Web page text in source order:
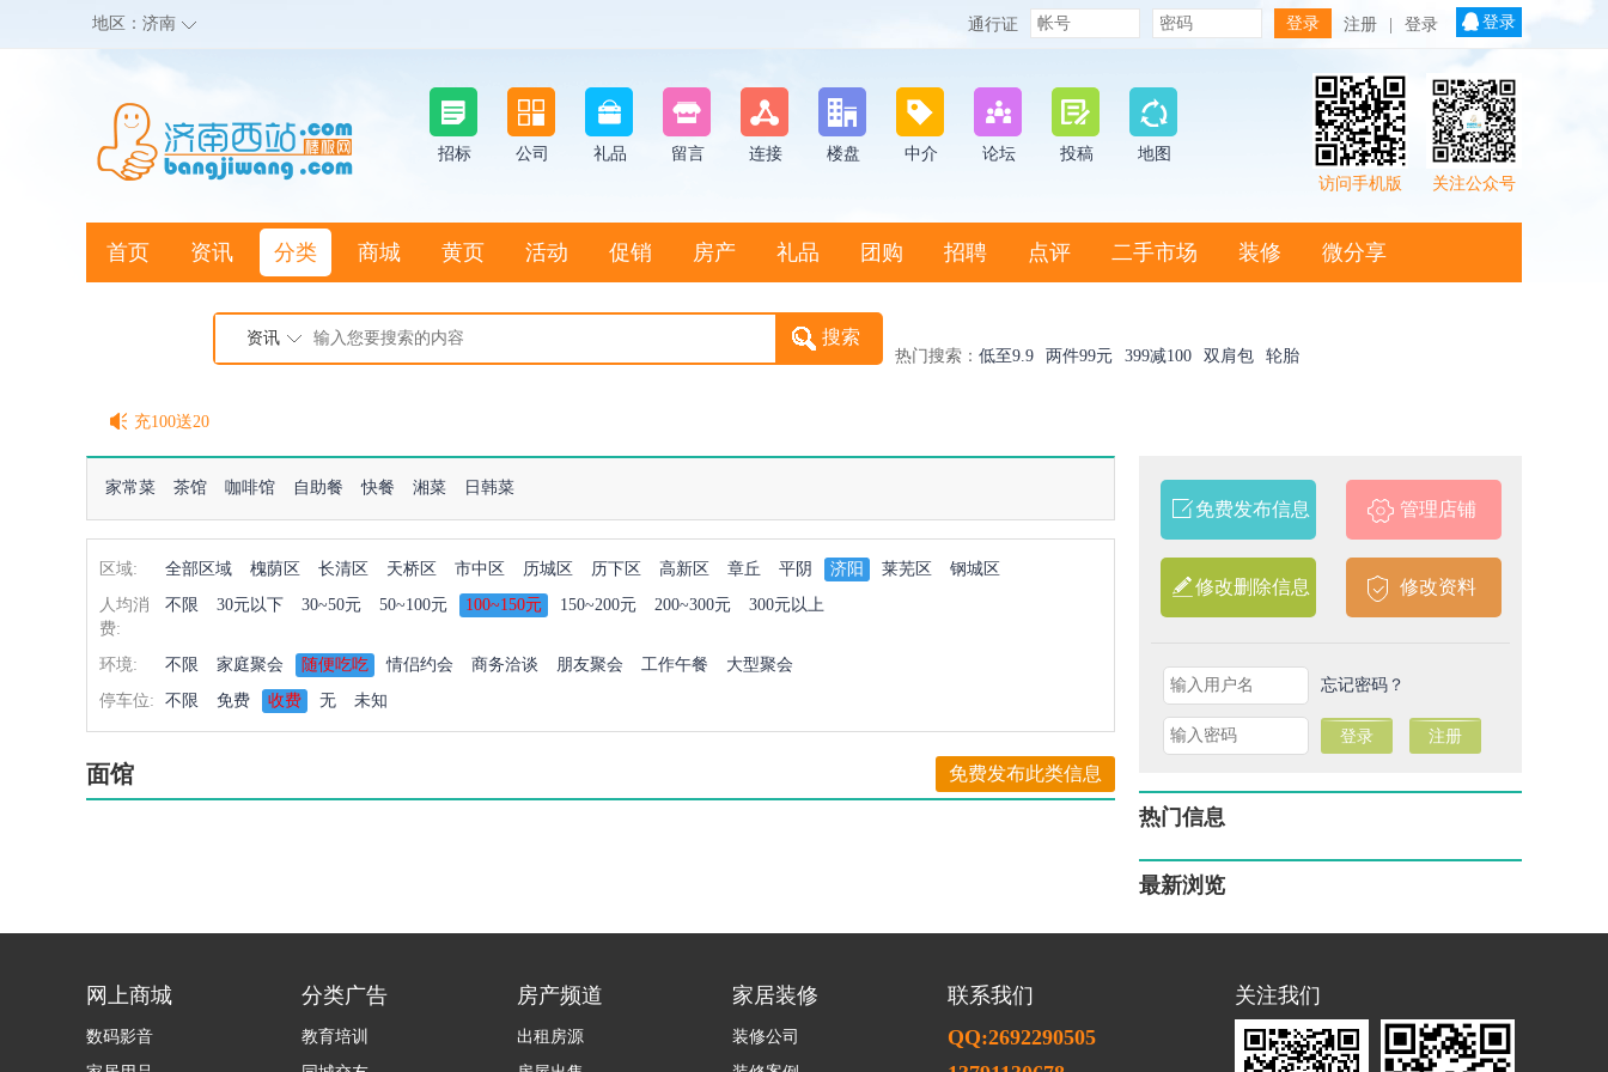
地区： 济南 通行证 注册 登录 登录
招标 公司 礼品 留言 连接 楼盘 中介 论坛 投稿
地图
关注公众号
访问手机版
首页 资讯 分类 商城 黄页 活动 促销 房产 礼品 团购 招聘 点评 二手市场 装修 微分享
资讯
热门搜索： 低至9.9 两件99元 399减100 双肩包 轮胎
棒极网点卡充值请联系客服
充100送20
家常菜 茶馆 咖啡馆 自助餐 快餐 湘菜 日韩菜
区域: 全部区域 槐荫区 长清区 天桥区 市中区 历城区 历下区 高新区 章丘 平阴 济阳 莱芜区
钢城区
人均消
费:
不限 30元以下 30~50元 50~100元 100~150元 150~200元 200~300元 300元以上
环境: 不限 家庭聚会 随便吃吃 情侣约会 商务洽谈 朋友聚会 工作午餐
大型聚会
停车位:
不限 免费 收费 无 未知
面馆 免费发布此类信息
免费发布信息 管理店铺
修改删除信息 修改资料
忘记密码？
热门信息
最新浏览
网上商城
数码影音
分类广告
教育培训
房产频道
出租房源
家居装修
装修公司
联系我们
QQ:2692290505
关注我们